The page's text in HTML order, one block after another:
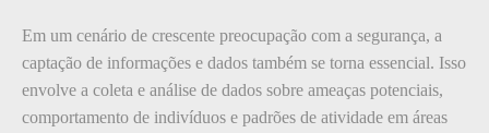
Em um cenário de crescente preocupação com a segurança, a
captação de informações e dados também se torna essencial. Isso
envolve a coleta e análise de dados sobre ameaças potenciais,
comportamento de indivíduos e padrões de atividade em áreas